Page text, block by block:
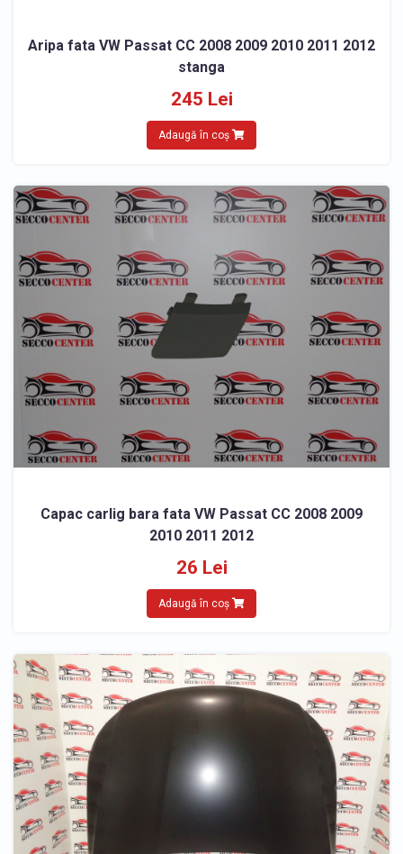
Aripa fata VW Passat CC 2008 2009 2010 2011 2012
stanga
245 Lei
Adaugă în coș
Capac carlig bara fata VW Passat CC 2008 2009
2010 2011 2012
26 Lei
Adaugă în coș